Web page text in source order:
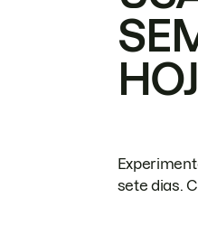
sete dias.